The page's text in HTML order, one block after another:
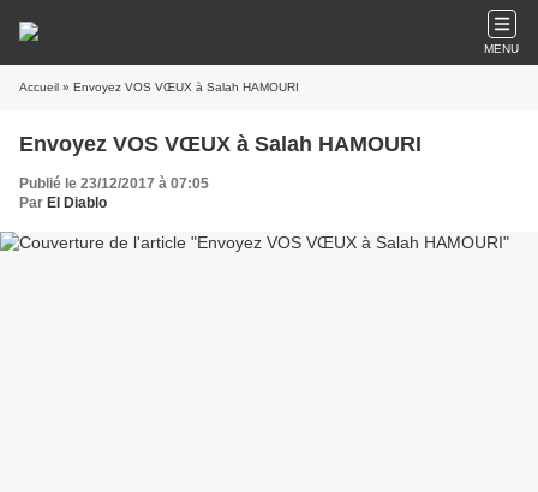
MENU
Accueil » Envoyez VOS VŒUX à Salah HAMOURI
Envoyez VOS VŒUX à Salah HAMOURI
Publié le 23/12/2017 à 07:05
Par El Diablo